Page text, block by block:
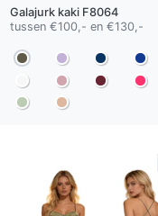
Galajurk kakiF8064
tussen €100,- en €130,-